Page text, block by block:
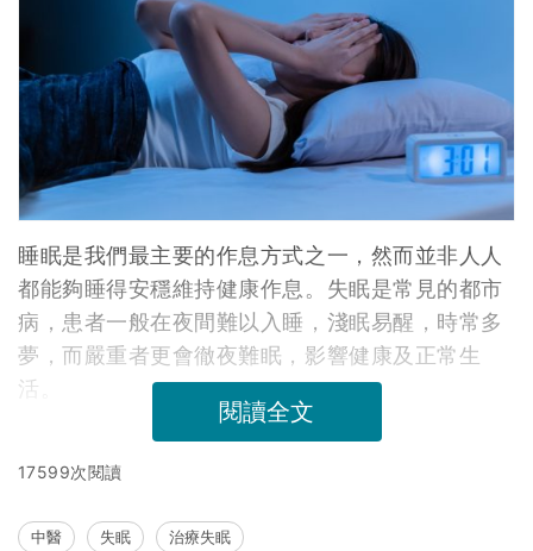
睡眠是我們最主要的作息方式之一，然而並非人人
都能夠睡得安穩維持健康作息。失眠是常見的都市
病，患者一般在夜間難以入睡，淺眠易醒，時常多
夢，而嚴重者更會徹夜難眠，影響健康及正常生
活。
閱讀全文
17599次閱讀
中醫 失眠 治療失眠